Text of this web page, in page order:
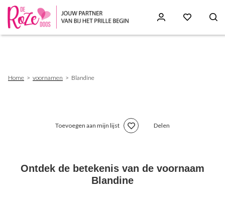
Home voornamen Blandine
Toevoegen aan mijn lijst Delen
Ontdek de betekenis van de voornaam
Blandine